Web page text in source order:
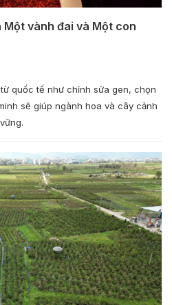
vành đai và Một con
quốc tế như chỉnh sửa gen, chọn
sẽ giúp ngành hoa và cây cảnh